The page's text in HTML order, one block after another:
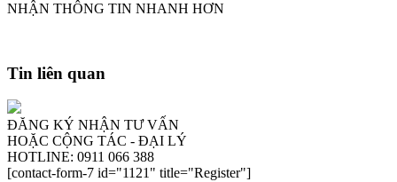
NHẬN THÔNG TIN NHANH HƠN
Tin liên quan
ĐĂNG KÝ NHẬN TƯ VẤN
HOẶC CỘNG TÁC - ĐẠI LÝ
HOTLINE: 0911 066 388
[contact-form-7 id="1121" title="Register"]